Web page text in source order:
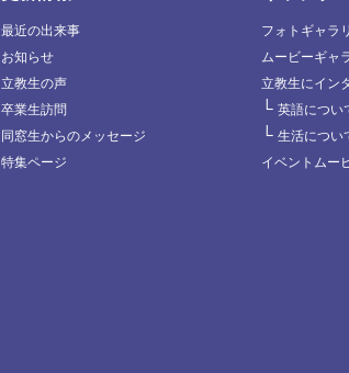
最近の出来事
お知らせ
立教生の声
卒業生訪問
同窓生からのメッセージ
特集ページ
フォトギャラ
ムービーギャ
立教生にイン
└ 英語につい
└ 生活につい
イベントムー